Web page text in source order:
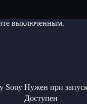
выключенным.
Sony Нужен при
Доступен